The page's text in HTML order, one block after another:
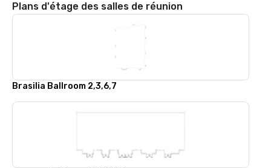
Plans d'étage des salles de réunion
Brasilia Ballroom 2,3,6,7